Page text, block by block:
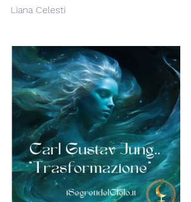
Liana Celesti